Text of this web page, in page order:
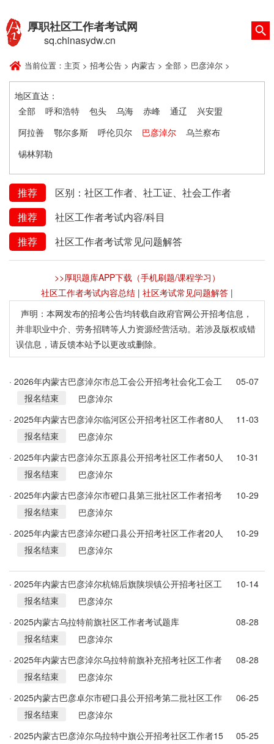
厚职社区工作者考试网
sq.chinasydw.cn
当前位置： 主页 > 招考公告 > 内蒙古 > 全部 > 巴彦淖尔 >
地区直达：
全部
呼和浩特 包头 乌海 赤峰 通辽
兴安盟
阿拉善
鄂尔多斯 呼伦贝尔 巴彦淖尔
乌兰察布
锡林郭勒
推荐
区别：社区工作者、社工证、社会工作者
推荐
社区工作者考试内容/科目
推荐
社区工作者考试常见问题解答
>>厚职题库APP下载（手机刷题/课程学习）
社区工作者考试内容总结 | 社区考试常见问题解答 |
声明：本网发布的招考公告均转载自政府官网公开招考信息，
并非职业中介、劳务招聘等人力资源经营活动。若涉及版权或错
误信息，请反馈本站予以更改或删除。
· 2026年内蒙古巴彦淖尔市总工会公开招考社会化工会工
作者和专职集体协商指导员公告
05-07
报名结束
巴彦淖尔
· 2025年内蒙古巴彦淖尔临河区公开招考社区工作者80人
公告
11-03
报名结束
巴彦淖尔
· 2025年内蒙古巴彦淖尔五原县公开招考社区工作者50人
公告
10-31
报名结束
巴彦淖尔
· 2025年内蒙古巴彦淖尔市磴口县第三批社区工作者招考
60人公告
10-29
报名结束
巴彦淖尔
· 2025年内蒙古巴彦淖尔磴口县公开招考社区工作者20人
公告
10-29
报名结束
巴彦淖尔
· 2025年内蒙古巴彦淖尔杭锦后旗陕坝镇公开招考社区工
作者8人公告
10-14
报名结束
巴彦淖尔
· 2025内蒙古乌拉特前旗社区工作者考试题库
08-28
报名结束
巴彦淖尔
· 2025年内蒙古巴彦淖尔乌拉特前旗补充招考社区工作者
16人公告
08-28
报名结束
巴彦淖尔
· 2025内蒙古巴彦卓尔市磴口县公开招考第二批社区工作
者85人公告
06-25
报名结束
巴彦淖尔
· 2025内蒙古巴彦淖尔乌拉特中旗公开招考社区工作者15
05-25